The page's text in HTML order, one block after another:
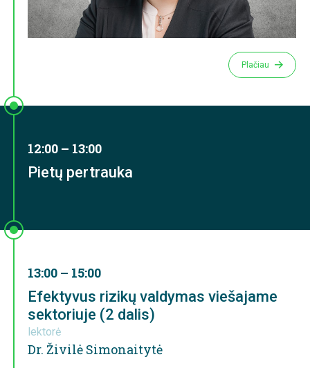
Plačiau
12:00 – 13:00
Pietų pertrauka
13:00 – 15:00
Efektyvus rizikų valdymas viešajame
sektoriuje (2 dalis)
lektorė
Dr. Živilė Simonaitytė